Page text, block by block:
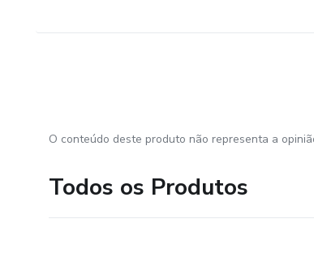
O conteúdo deste produto não representa a
Todos os Produtos